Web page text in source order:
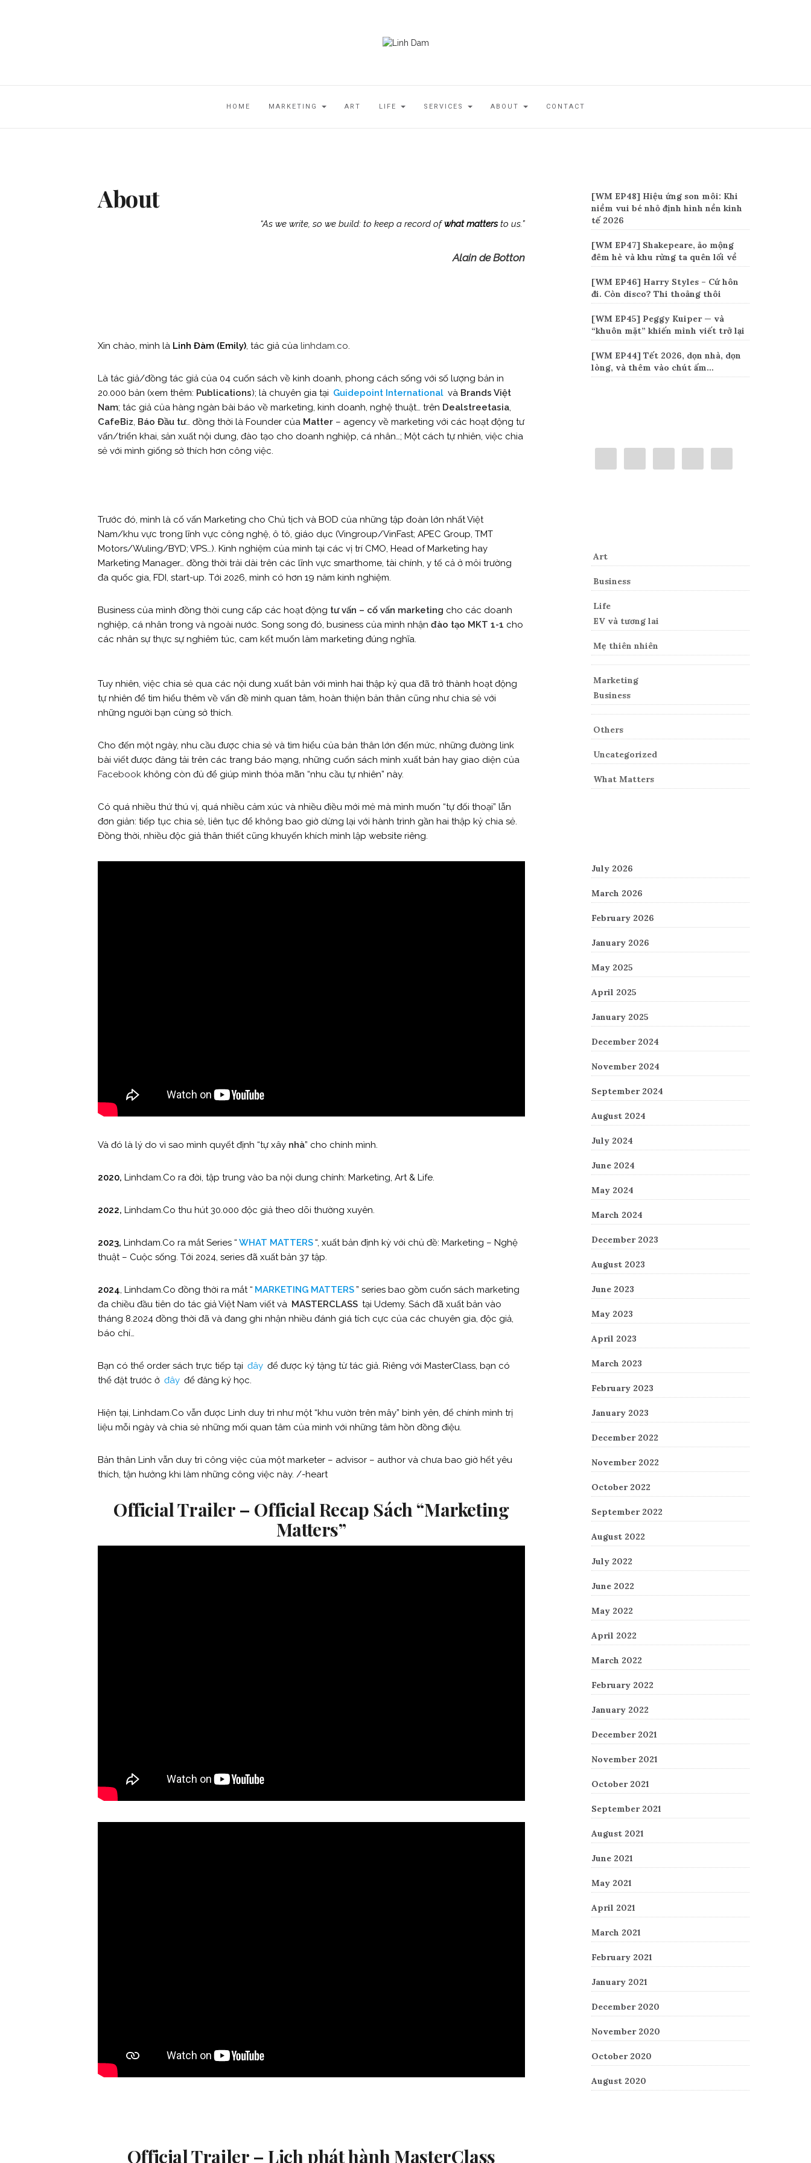
HOME MARKETING ART LIFE SERVICES ABOUT CONTACT
About
“As we write, so we build: to keep a record ofwhat mattersto us.”
Alain de Botton
Xin chào, mình là Linh Đàm (Emily), tác giả của linhdam.co.
Là tác giả/đồng tác giả của 04 cuốn sách về kinh doanh, phong cách sống với số lượng bản in
20.000 bản (xem thêm: Publications); là chuyên gia tại Guidepoint International và Brands Việt
Nam; tác giả của hàng ngàn bài báo về marketing, kinh doanh, nghệ thuật… trên Dealstreetasia,
CafeBiz, Báo Đầu tư… đồng thời là Founder của Matter – agency về marketing với các hoạt động tư
vấn/triển khai, sản xuất nội dung, đào tạo cho doanh nghiệp, cá nhân…; Một cách tự nhiên, việc chia
sẻ với mình giống sở thích hơn công việc.
Trước đó, mình là cố vấn Marketing cho Chủ tịch và BOD của những tập đoàn lớn nhất Việt
Nam/khu vực trong lĩnh vực công nghệ, ô tô, giáo dục (Vingroup/VinFast; APEC Group, TMT
Motors/Wuling/BYD; VPS…). Kinh nghiệm của mình tại các vị trí CMO, Head of Marketing hay
Marketing Manager… đồng thời trải dài trên các lĩnh vực smarthome, tài chính, y tế cả ở môi trường
đa quốc gia, FDI, start-up. Tới 2026, mình có hơn 19 năm kinh nghiệm.
Business của mình đồng thời cung cấp các hoạt động tư vấn – cố vấn marketing cho các doanh
nghiệp, cá nhân trong và ngoài nước. Song song đó, business của mình nhận đào tạo MKT 1-1 cho
các nhân sự thực sự nghiêm túc, cam kết muốn làm marketing đúng nghĩa.
Tuy nhiên, việc chia sẻ qua các nội dung xuất bản với mình hai thập kỷ qua đã trở thành hoạt động
tự nhiên để tìm hiểu thêm về vấn đề mình quan tâm, hoàn thiện bản thân cũng như chia sẻ với
những người bạn cùng sở thích.
Cho đến một ngày, nhu cầu được chia sẻ và tìm hiểu của bản thân lớn đến mức, những đường link
bài viết được đăng tải trên các trang báo mạng, những cuốn sách mình xuất bản hay giao diện của
Facebook không còn đủ để giúp mình thỏa mãn “nhu cầu tự nhiên” này.
Có quá nhiều thứ thú vị, quá nhiều cảm xúc và nhiều điều mới mẻ mà mình muốn “tự đối thoại” lẫn
đơn giản: tiếp tục chia sẻ, liên tục để không bao giờ dừng lại với hành trình gần hai thập kỷ chia sẻ.
Đồng thời, nhiều độc giả thân thiết cũng khuyến khích mình lập website riêng.
Và đó là lý do vì sao mình quyết định “tự xây nhà” cho chính mình.
2020, Linhdam.Co ra đời, tập trung vào ba nội dung chính: Marketing, Art & Life.
2022, Linhdam.Co thu hút 30.000 độc giả theo dõi thường xuyên.
2023, Linhdam.Co ra mắt Series “ WHAT MATTERS“, xuất bản định kỳ với chủ đề: Marketing – Nghệ
thuật – Cuộc sống. Tới 2024, series đã xuất bản 37 tập.
2024, Linhdam.Co đồng thời ra mắt “ MARKETING MATTERS” series bao gồm cuốn sách marketing
đa chiều đầu tiên do tác giả Việt Nam viết và MASTERCLASS tại Udemy. Sách đã xuất bản vào
tháng 8.2024 đồng thời đã và đang ghi nhận nhiều đánh giá tích cực của các chuyên gia, độc giả,
báo chí…
Bạn có thể order sách trực tiếp tại đây để được ký tặng từ tác giả. Riêng với MasterClass, bạn có
thể đặt trước ở đây để đăng ký học.
Hiện tại, Linhdam.Co vẫn được Linh duy trì như một “khu vườn trên mây” bình yên, để chính mình trị
liệu mỗi ngày và chia sẻ những mối quan tâm của mình với những tâm hồn đồng điệu.
Bản thân Linh vẫn duy trì công việc của một marketer – advisor – author và chưa bao giờ hết yêu
thích, tận hưởng khi làm những công việc này. /-heart
Official Trailer – Official Recap Sách “Marketing
Matters”
Official Trailer – Lịch phát hành MasterClass
[WM EP48] Hiệu ứng son môi: Khi
niềm vui bé nhỏ định hình nền kinh
tế 2026
[WM EP47] Shakepeare, ảo mộng
đêm hè và khu rừng ta quên lối về
[WM EP46] Harry Styles – Cứ hôn
đi. Còn disco? Thi thoảng thôi
[WM EP45] Peggy Kuiper — và
“khuôn mặt” khiến mình viết trở lại
[WM EP44] Tết 2026, dọn nhà, dọn
lòng, và thêm vào chút ấm…
Art
Business
Life
EV và tương lai
Mẹ thiên nhiên
Marketing
Business
Others
Uncategorized
What Matters
July 2026
March 2026
February 2026
January 2026
May 2025
April 2025
January 2025
December 2024
November 2024
September 2024
August 2024
July 2024
June 2024
May 2024
March 2024
December 2023
August 2023
June 2023
May 2023
April 2023
March 2023
February 2023
January 2023
December 2022
November 2022
October 2022
September 2022
August 2022
July 2022
June 2022
May 2022
April 2022
March 2022
February 2022
January 2022
December 2021
November 2021
October 2021
September 2021
August 2021
June 2021
May 2021
April 2021
March 2021
February 2021
January 2021
December 2020
November 2020
October 2020
August 2020